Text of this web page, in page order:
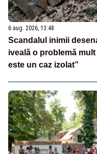
6 aug. 2026, 13:48
Scandalul inimii
iveală o problemă
este un caz izolat”